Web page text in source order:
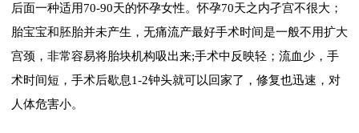
后面一种适用70-90天的怀孕女性。怀孕70天之内孑宫不很大；
胎宝宝和胚胎并未产生，无痛流产最好手术时间是一般不用扩大
宫颈，非常容易将胎块机构吸出来;手术中反映轻；流血少，手
术时间短，手术后歇息1-2钟头就可以回家了，修复也迅速，对
人体危害小。